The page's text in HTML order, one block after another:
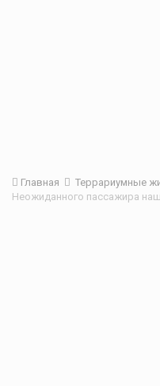
Главная Террариумные